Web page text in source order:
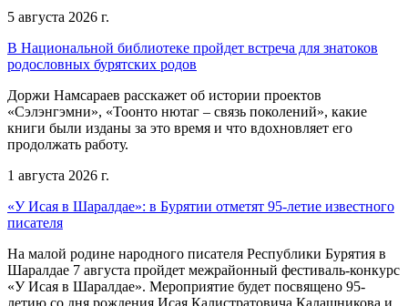
5 августа 2026 г.
В Национальной библиотеке пройдет встреча для знатоков
родословных бурятских родов
Доржи Намсараев расскажет об истории проектов
«Сэлэнгэмни», «Тоонто нютаг – связь поколений», какие
книги были изданы за это время и что вдохновляет его
продолжать работу.
1 августа 2026 г.
«У Исая в Шаралдае»: в Бурятии отметят 95-летие известного
писателя
На малой родине народного писателя Республики Бурятия в
Шаралдае 7 августа пройдет межрайонный фестиваль-конкурс
«У Исая в Шаралдае». Мероприятие будет посвящено 95-
летию со дня рождения Исая Калистратовича Калашникова и